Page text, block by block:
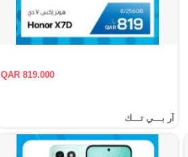
QAR 819.000
آر بـــي تـــك